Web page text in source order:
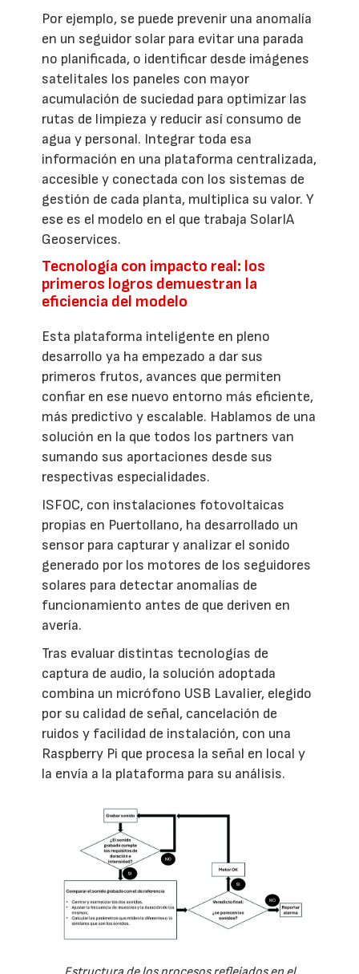
Por ejemplo, se puede prevenir una anomalía
en un seguidor solar para evitar una parada
no planificada, o identificar desde imágenes
satelitales los paneles con mayor
acumulación de suciedad para optimizar las
rutas de limpieza y reducir así consumo de
agua y personal. Integrar toda esa
información en una plataforma centralizada,
accesible y conectada con los sistemas de
gestión de cada planta, multiplica su valor. Y
ese es el modelo en el que trabaja SolarIA
Geoservices.
Tecnología con impacto real: los
primeros logros demuestran la
eficiencia del modelo
Esta plataforma inteligente en pleno
desarrollo ya ha empezado a dar sus
primeros frutos, avances que permiten
confiar en ese nuevo entorno más eficiente,
más predictivo y escalable. Hablamos de una
solución en la que todos los partners van
sumando sus aportaciones desde sus
respectivas especialidades.
ISFOC, con instalaciones fotovoltaicas
propias en Puertollano, ha desarrollado un
sensor para capturar y analizar el sonido
generado por los motores de los seguidores
solares para detectar anomalías de
funcionamiento antes de que deriven en
avería.
Tras evaluar distintas tecnologías de
captura de audio, la solución adoptada
combina un micrófono USB Lavalier, elegido
por su calidad de señal, cancelación de
ruidos y facilidad de instalación, con una
Raspberry Pi que procesa la señal en local y
la envía a la plataforma para su análisis.